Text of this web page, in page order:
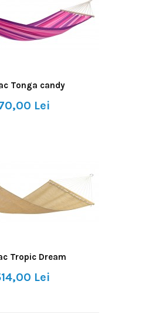
Tonga candy
Lei
Tropic Dream
Lei